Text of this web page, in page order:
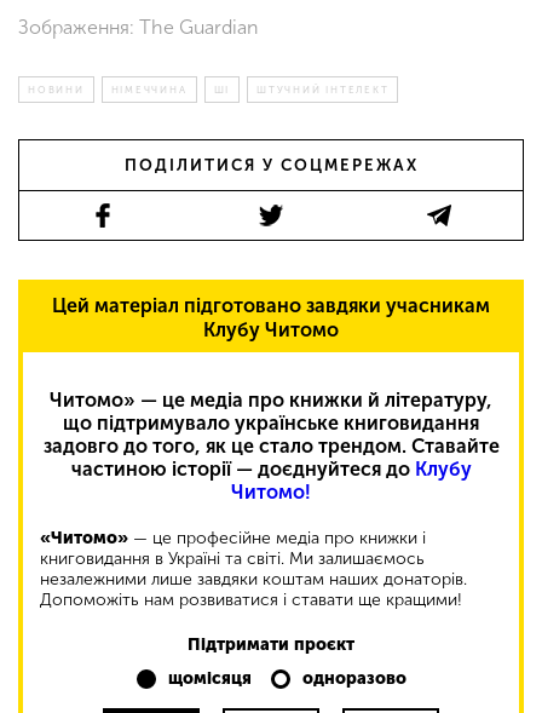
Зображення: The Guardian
НОВИНИ НІМЕЧЧИНА ШІ ШТУЧНИЙ ІНТЕЛЕКТ
ПОДІЛИТИСЯ У СОЦМЕРЕЖАХ
Цей матеріал підготовано завдяки учасникам
Клубу Читомо
Читомо» — це медіа про книжки й літературу,
що підтримувало українське книговидання
задовго до того, як це стало трендом. Ставайте
частиною історії — доєднуйтеся до Клубу
Читомо!
«Читомо» — це професійне медіа про книжки і
книговидання в Україні та світі. Ми залишаємось
незалежними лише завдяки коштам наших донаторів.
Допоможіть нам розвиватися і ставати ще кращими!
Підтримати проєкт
щомісяця
одноразово